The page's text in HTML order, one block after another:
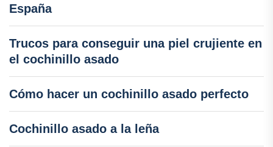
España
Trucos para conseguir una piel crujiente en
el cochinillo asado
Cómo hacer un cochinillo asado perfecto
Cochinillo asado a la leña